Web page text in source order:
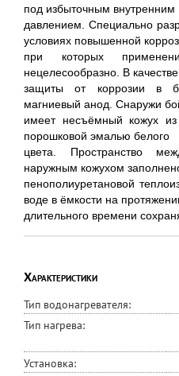
под избыточным внутренним
давлением. Специально
условиях повышенной
при которых
нецелесообразно. В
защиты от коррозии в
магниевый анод. Снаружи
имеет несъёмный кожух из
порошковой эмалью белого
цвета. Пространство
наружным кожухом
пенополиуретановой
воде в ёмкости на
длительного времени
Характеристики
Тип водонагревателя:
Тип нагрева:
Установка: